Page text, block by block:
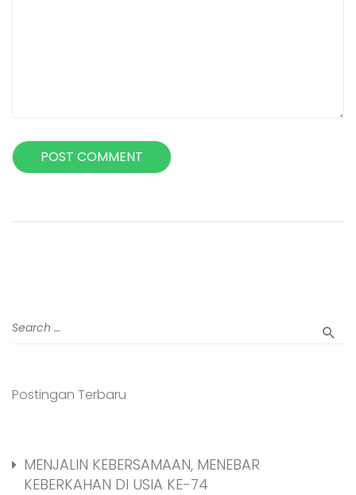
Postingan Terbaru
MENJALIN KEBERSAMAAN, MENEBAR
KEBERKAHAN DI USIA KE-74